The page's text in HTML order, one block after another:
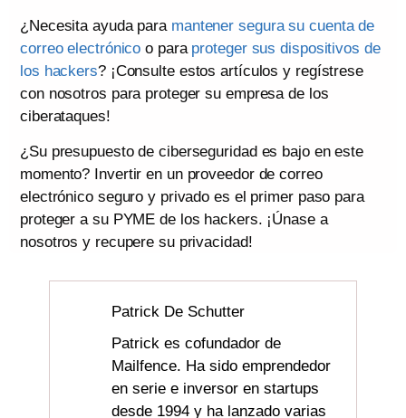
¿Necesita ayuda para mantener segura su cuenta de
correo electrónico o para proteger sus dispositivos de
los hackers? ¡Consulte estos artículos y regístrese
con nosotros para proteger su empresa de los
ciberataques!
¿Su presupuesto de ciberseguridad es bajo en este
momento? Invertir en un proveedor de correo
electrónico seguro y privado es el primer paso para
proteger a su PYME de los hackers. ¡Únase a
nosotros y recupere su privacidad!
Patrick De Schutter
Patrick es cofundador de
Mailfence. Ha sido emprendedor
en serie e inversor en startups
desde 1994 y ha lanzado varias